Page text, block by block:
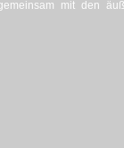
mit den